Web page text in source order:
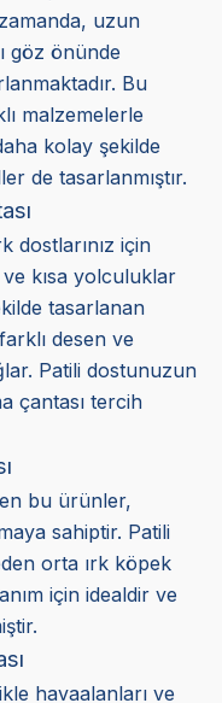
uzun
göz önünde
Bu
malzemelerle
kolay şekilde
de tasarlanmıştır.
dostlarınız için
kısa yolculuklar
tasarlanan
desen ve
Patili dostunuzun
çantası tercih
bu ürünler,
sahiptir. Patili
orta ırk köpek
için idealdir ve
havaalanları ve